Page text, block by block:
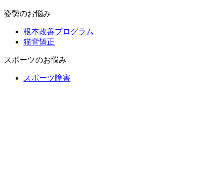
姿勢のお悩み
根本改善プログラム
猫背矯正
スポーツのお悩み
スポーツ障害